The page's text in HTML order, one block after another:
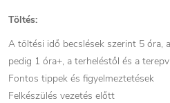
Töltés:
A töltési idő becslések szerint 5 óra,
pedig 1 óra+, a terheléstől és a
Fontos tippek és figyelmeztetések
Felkészülés vezetés előtt